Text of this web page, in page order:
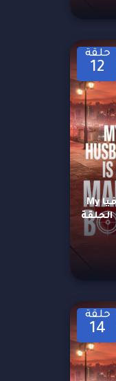
حلقة
12
مسلسل زوجي زعيم مافيا My
Husband is a Mafia Boss الحلقة
حلقة
14